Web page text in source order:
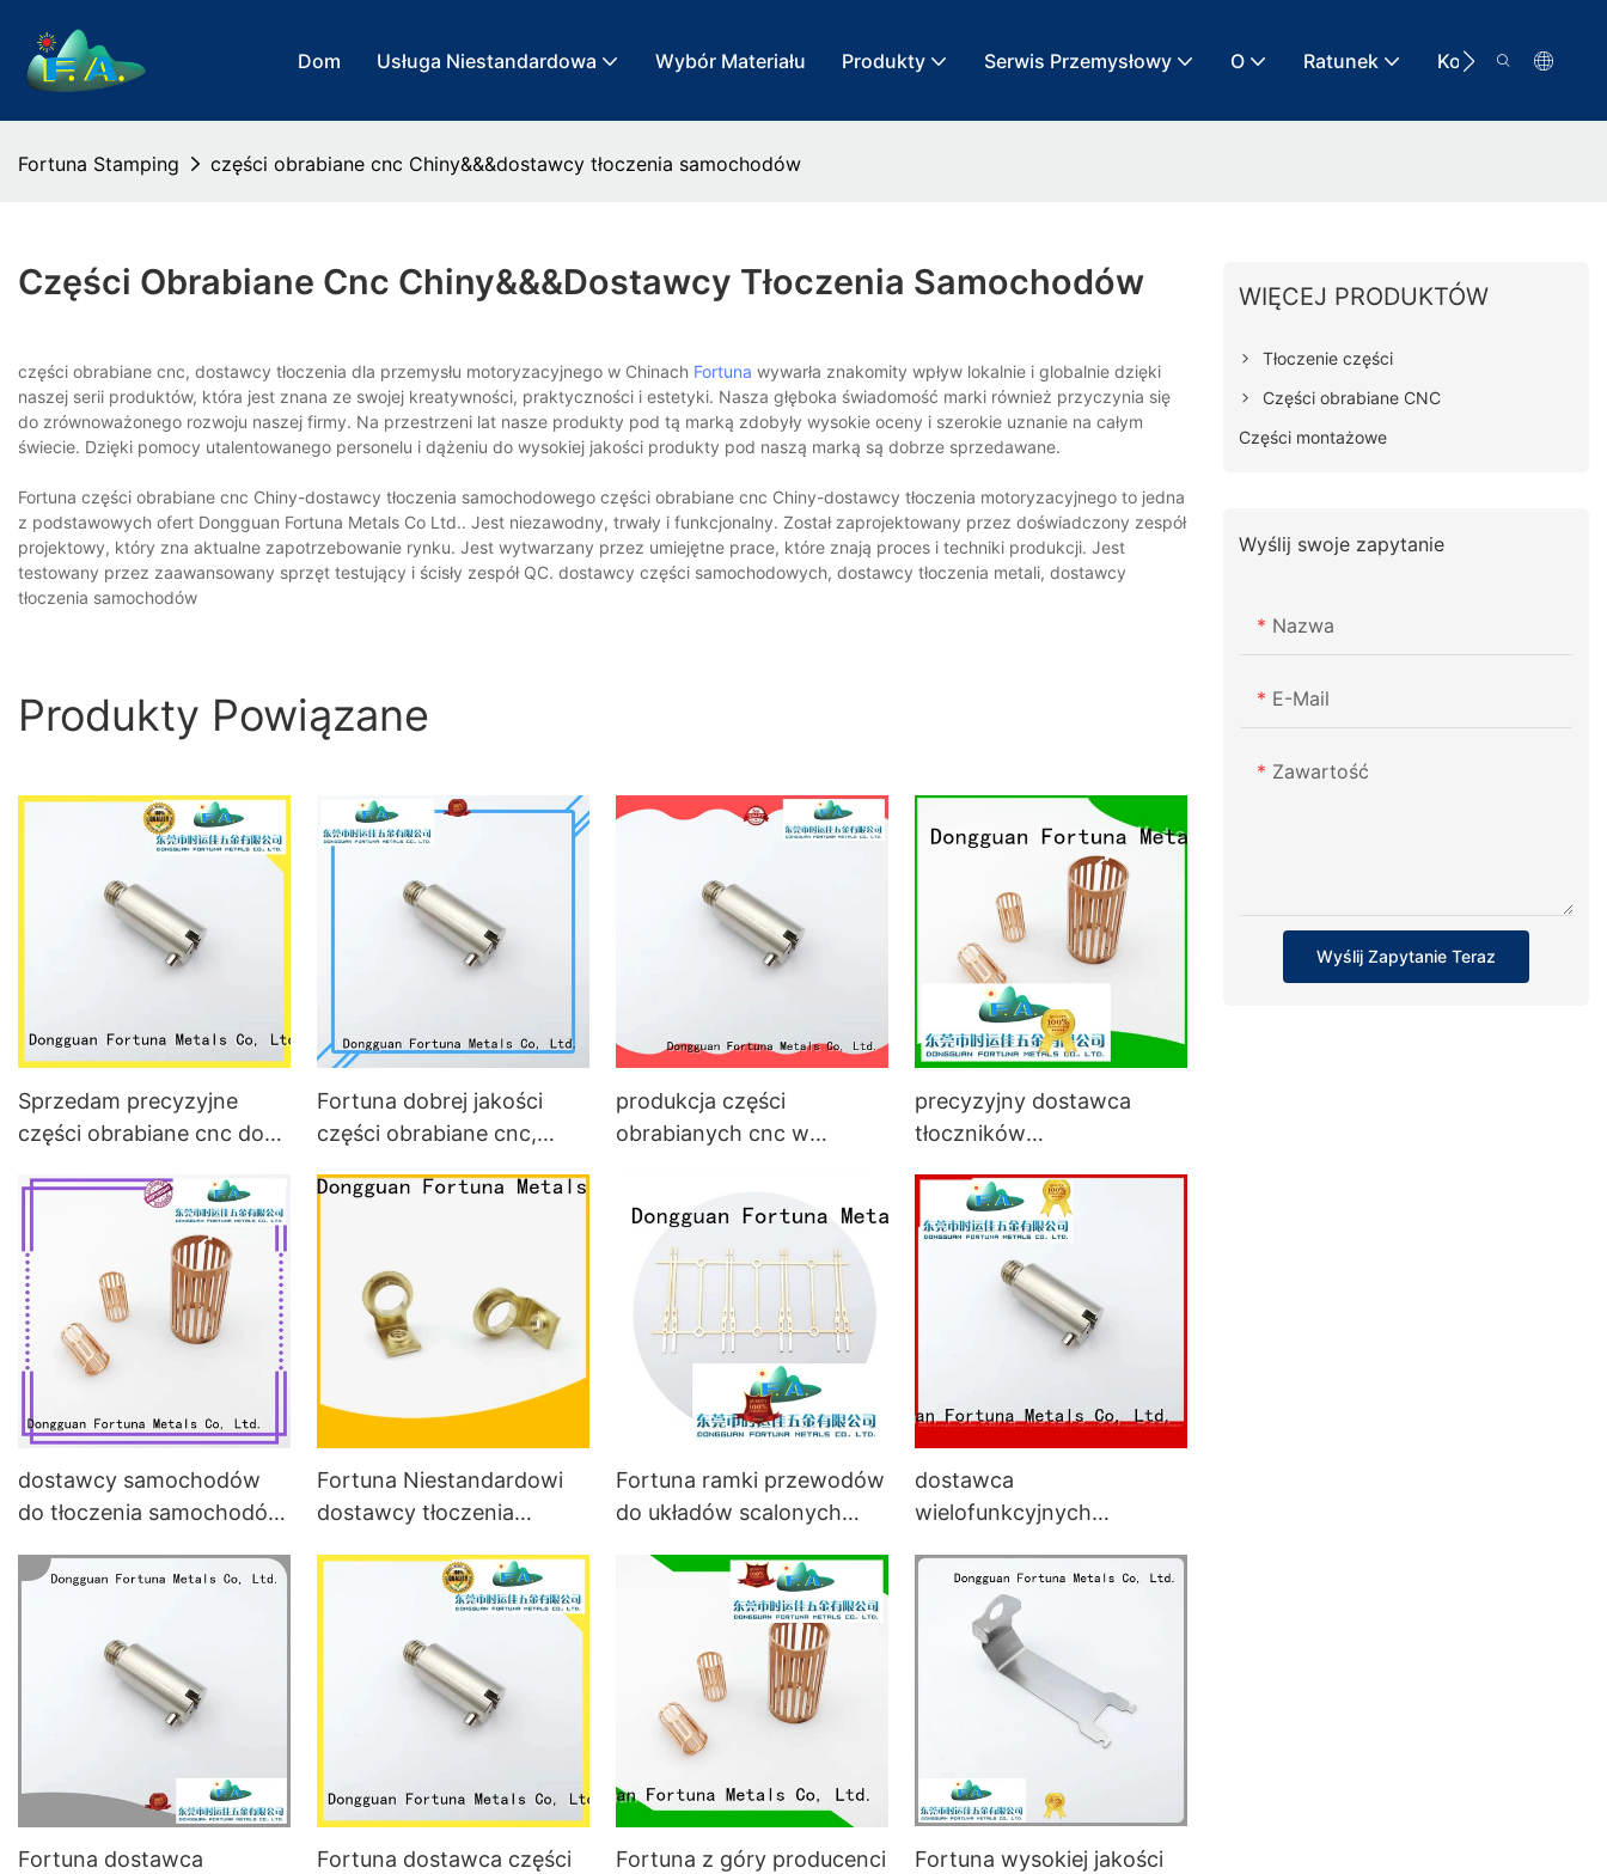
Dom Usługa Niestandardowa Wybór Materiału Produkty Serwis Przemysłowy O Ratunek Kontakt
Fortuna Stamping części obrabiane cnc Chiny&&&dostawcy tłoczenia samochodów
Części Obrabiane Cnc Chiny&&&dostawcy Tłoczenia Samochodów
części obrabiane cnc, dostawcy tłoczenia dla przemysłu motoryzacyjnego w Chinach Fortuna wywarła znakomity wpływ lokalnie i globalnie dzięki
naszej serii produktów, która jest znana ze swojej kreatywności, praktyczności i estetyki. Nasza głęboka świadomość marki również przyczynia się
do zrównoważonego rozwoju naszej firmy. Na przestrzeni lat nasze produkty pod tą marką zdobyły wysokie oceny i szerokie uznanie na całym
świecie. Dzięki pomocy utalentowanego personelu i dążeniu do wysokiej jakości produkty pod naszą marką są dobrze sprzedawane.
Fortuna części obrabiane cnc Chiny-dostawcy tłoczenia samochodowego części obrabiane cnc Chiny-dostawcy tłoczenia motoryzacyjnego to jedna
z podstawowych ofert Dongguan Fortuna Metals Co Ltd.. Jest niezawodny, trwały i funkcjonalny. Został zaprojektowany przez doświadczony zespół
projektowy, który zna aktualne zapotrzebowanie rynku. Jest wytwarzany przez umiejętne prace, które znają proces i techniki produkcji. Jest
testowany przez zaawansowany sprzęt testujący i ścisły zespół QC. dostawcy części samochodowych, dostawcy tłoczenia metali, dostawcy
tłoczenia samochodów
Produkty Powiązane
Sprzedam precyzyjne
części obrabiane cnc do
Fortuna dobrej jakości
części obrabiane cnc,
AGD i samochodów
produkcja części
obrabianych cnc w
domowego do
samochodów Fortuna
precyzyjny dostawca
tłoczników
samochodów
dostawcy samochodów
do tłoczenia samochodów,
elektrycznych Fortuna
Fortuna Niestandardowi
dostawcy tłoczenia
Fortuna ramki przewodów
do układów scalonych
przewodów układów
dostawca
wielofunkcyjnych
obrabianych cnc do
sprzętu gospodarstwa
domowego do
samochodów
Fortuna dostawca
Fortuna dostawca części
Fortuna z góry producenci
Fortuna wysokiej jakości
WIĘCEJ PRODUKTÓW
Tłoczenie części
Części obrabiane CNC
Części montażowe
Wyślij swoje zapytanie
Nazwa
E-Mail
Zawartość
Wyślij Zapytanie Teraz